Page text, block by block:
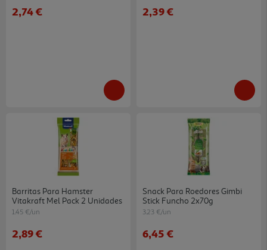
2,74 € 2,39 €
Barritas Para Hamster
Vitakraft Mel Pack 2 Unidades
1.45 €/un
2,89 €
Snack Para Roedores Gimbi
Stick Funcho 2x70g
3.23 €/un
6,45 €